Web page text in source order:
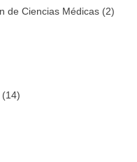
de Ciencias Médicas (2)